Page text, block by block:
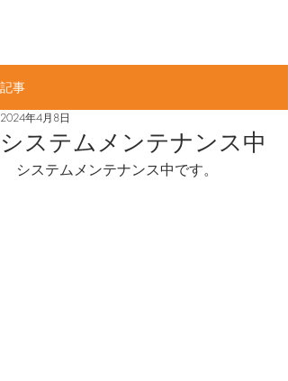
記事
システムメンテナンス中
2024年4月8日
システムメンテナンス中です。